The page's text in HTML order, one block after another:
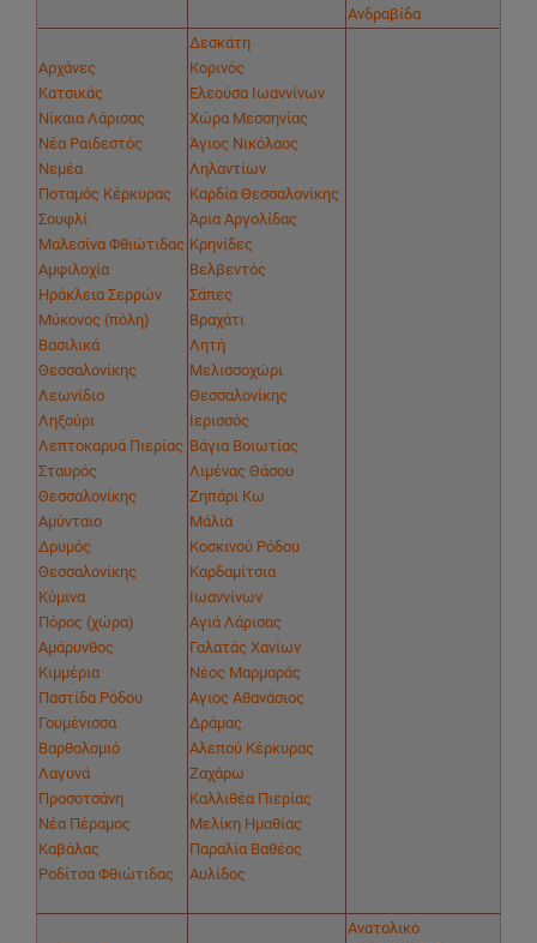
Ανδραβίδα
Αρχάνες
Κατσικάς
Νίκαια Λάρισας
Νέα Ραιδεστός
Νεμέα
Ποταμός Κέρκυρας
Σουφλί
Μαλεσίνα Φθιώτιδας
Αμφιλοχία
Ηράκλεια Σερρών
Μύκονος (πόλη)
Βασιλικά
Θεσσαλονίκης
Λεωνίδιο
Ληξούρι
Λεπτοκαρυά Πιερίας
Σταυρός
Θεσσαλονίκης
Αμύνταιο
Δρυμός
Θεσσαλονίκης
Κύμινα
Πόρος (χώρα)
Αμάρυνθος
Κιμμέρια
Παστίδα Ρόδου
Γουμένισσα
Βαρθολομιό
Λαγυνά
Προσοτσάνη
Νέα Πέραμος
Καβάλας
Ροδίτσα Φθιώτιδας
Δεσκάτη
Κορινός
Ελεούσα Ιωαννίνων
Χώρα Μεσσηνίας
Άγιος Νικόλαος
Ληλαντίων
Καρδία Θεσσαλονίκης
Άρια Αργολίδας
Κρηνίδες
Βελβεντός
Σάπες
Βραχάτι
Λητή
Μελισσοχώρι
Θεσσαλονίκης
Ιερισσός
Βάγια Βοιωτίας
Λιμένας Θάσου
Ζηπάρι Κω
Μάλια
Κοσκινού Ρόδου
Καρδαμίτσια
Ιωαννίνων
Αγιά Λάρισας
Γαλατάς Χανίων
Νέος Μαρμαράς
Άγιος Αθανάσιος
Δράμας
Αλεπού Κέρκυρας
Ζαχάρω
Καλλιθέα Πιερίας
Μελίκη Ημαθίας
Παραλία Βαθέος
Αυλίδος
Ανατολικό